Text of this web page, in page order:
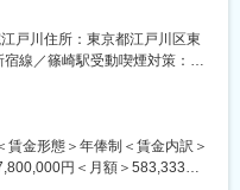
業部、保育事業部、クリニッ
養事業部の6つの事業部があ
を管掌しています。事業部で
職として幅広い知見を深めて
護部長（管理職）を募集して
ケア、療養病棟の病棟管理業
戸川住所：東京都江戸川区東
線／篠崎駅受動喫煙対策：敷
める事業所
金形態＞年俸制＜賃金内訳＞
円＜月額＞583,333円